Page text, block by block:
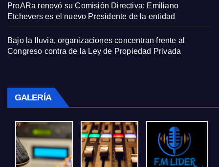
ProARa renovó su Comisión Directiva: Emiliano
Etchevers es el nuevo Presidente de la entidad
Bajo la lluvia, organizaciones concentran frente al
Congreso contra de la Ley de Propiedad Privada
GALERÍA